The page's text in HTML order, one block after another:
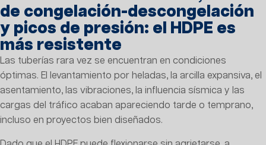
de congelación-descongelación
y picos de presión: el HDPE es
más resistente
Las tuberías rara vez se encuentran en condiciones
óptimas. El levantamiento por heladas, la arcilla expansiva, el
asentamiento, las vibraciones, la influencia sísmica y las
cargas del tráfico acaban apareciendo tarde o temprano,
incluso en proyectos bien diseñados.